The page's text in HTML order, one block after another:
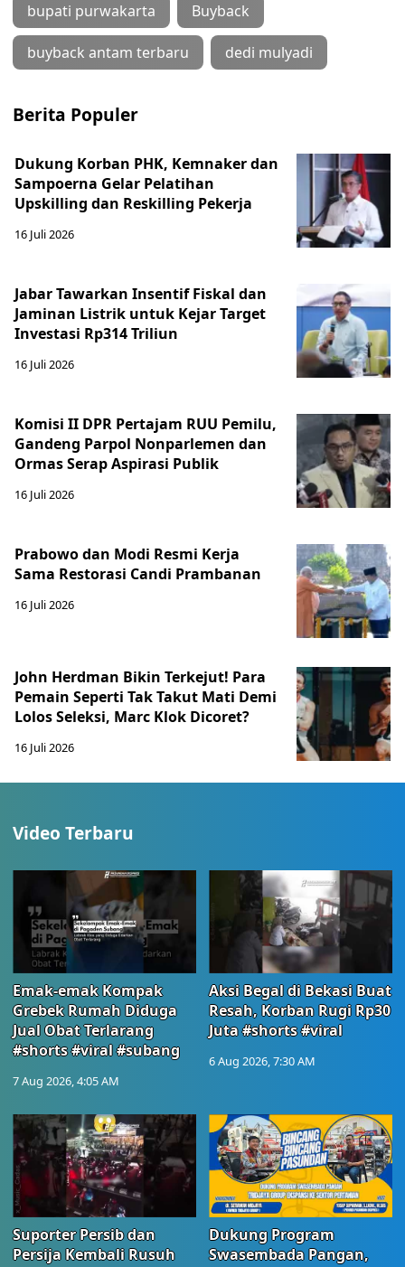
bupati purwakarta Buyback
buyback antam terbaru dedi mulyadi
Berita Populer
Dukung Korban PHK, Kemnaker dan
Sampoerna Gelar Pelatihan
Upskilling dan Reskilling Pekerja
16 Juli 2026
Jabar Tawarkan Insentif Fiskal dan
Jaminan Listrik untuk Kejar Target
Investasi Rp314 Triliun
16 Juli 2026
Komisi II DPR Pertajam RUU Pemilu,
Gandeng Parpol Nonparlemen dan
Ormas Serap Aspirasi Publik
16 Juli 2026
Prabowo dan Modi Resmi Kerja
Sama Restorasi Candi Prambanan
16 Juli 2026
John Herdman Bikin Terkejut! Para
Pemain Seperti Tak Takut Mati Demi
Lolos Seleksi, Marc Klok Dicoret?
16 Juli 2026
Video Terbaru
Emak-emak Kompak
Grebek Rumah Diduga
Jual Obat Terlarang
#shorts #viral #subang
7 Aug 2026, 4:05 AM
Aksi Begal di Bekasi Buat
Resah, Korban Rugi Rp30
Juta #shorts #viral
6 Aug 2026, 7:30 AM
Suporter Persib dan
Persija Kembali Rusuh
Dukung Program
Swasembada Pangan,